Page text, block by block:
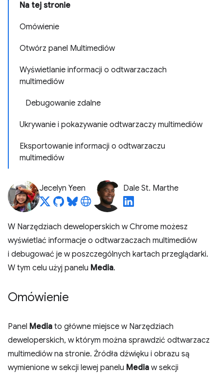
Na tej stronie
Omówienie
Otwórz panel Multimediów
Wyświetlanie informacji o odtwarzaczach
multimediów
Debugowanie zdalne
Ukrywanie i pokazywanie odtwarzaczy multimediów
Eksportowanie informacji o odtwarzaczu
multimediów
Jecelyn Yeen Dale St. Marthe
W Narzędziach deweloperskich w Chrome możesz
wyświetlać informacje o odtwarzaczach multimediów
i debugować je w poszczególnych kartach przeglądarki.
W tym celu użyj panelu Media.
Omówienie
Panel Media to główne miejsce w Narzędziach
deweloperskich, w którym można sprawdzić odtwarzacz
multimediów na stronie. Źródła dźwięku i obrazu są
wymienione w sekcji lewej panelu Media w sekcji